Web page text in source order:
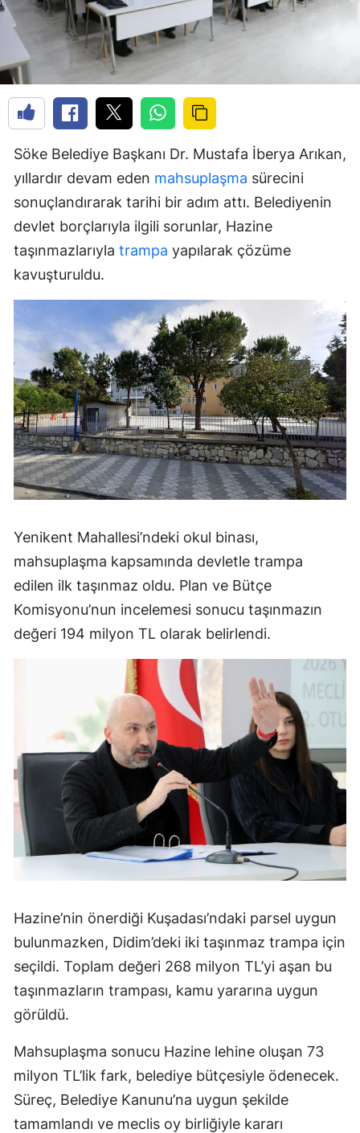
Söke Belediye Başkanı Dr. Mustafa İberya Arıkan,
yıllardır devam eden mahsuplaşma sürecini
sonuçlandırarak tarihi bir adım attı. Belediyenin
devlet borçlarıyla ilgili sorunlar, Hazine
taşınmazlarıyla trampa yapılarak çözüme
kavuşturuldu.
Yenikent Mahallesi’ndeki okul binası,
mahsuplaşma kapsamında devletle trampa
edilen ilk taşınmaz oldu. Plan ve Bütçe
Komisyonu’nun incelemesi sonucu taşınmazın
değeri 194 milyon TL olarak belirlendi.
Hazine’nin önerdiği Kuşadası’ndaki parsel uygun
bulunmazken, Didim’deki iki taşınmaz trampa için
seçildi. Toplam değeri 268 milyon TL’yi aşan bu
taşınmazların trampası, kamu yararına uygun
görüldü.
Mahsuplaşma sonucu Hazine lehine oluşan 73
milyon TL’lik fark, belediye bütçesiyle ödenecek.
Süreç, Belediye Kanunu’na uygun şekilde
tamamlandı ve meclis oy birliğiyle kararı